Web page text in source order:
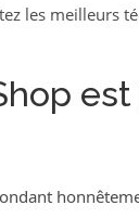
les meilleurs